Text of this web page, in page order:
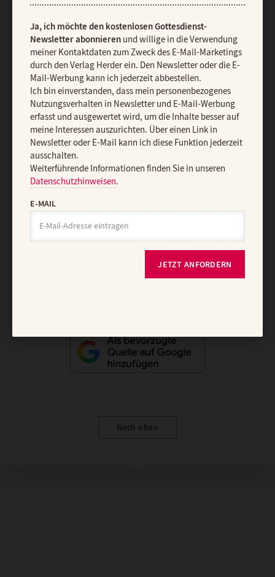
diese Funktion jederzeit ausschalten.
Datenschutzhinweisen.
E-MAIL
JETZT ANMELDEN
AGB und Widerrufsbelehrung Datenschutz Barrierefreiheit
Impressum
Abo online kündigen
Nach oben
Ja, ich möchte den kostenlosen Gottesdienst-
Newsletter abonnierenund willige in die Verwendung
meiner Kontaktdaten zum Zweck des E-Mail-Marketings
durch den Verlag Herder ein. Den Newsletter oder die E-
Mail-Werbung kann ich jederzeit abbestellen.
Ich bin einverstanden, dass mein personenbezogenes
Nutzungsverhalten in Newsletter und E-Mail-Werbung
erfasst und ausgewertet wird, um die Inhalte besser auf
meine Interessen auszurichten. Über einen Link in
Newsletter oder E-Mail kann ich diese Funktion jederzeit
ausschalten.
Weiterführende Informationen finden Sie in unseren
Datenschutzhinweisen.
E-MAIL
JETZT ANFORDERN